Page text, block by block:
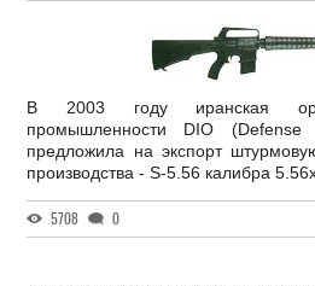
В 2003 году иранская
промышленности DIO (Defense
предложила на экспорт
производства - S-5.56 калибра
5708 0